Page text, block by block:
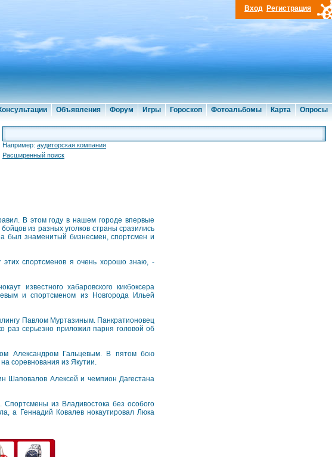
Объявления Форум Игры Гороскоп Фотоальбомы Карта Опросы
Вход Регистрация
Например: аудиторская компания
Расширенный поиск
В этом году в нашем городе впервые
из разных уголков страны сразились
был знаменитый бизнесмен, спортсмен и
спортсменов я очень хорошо знаю, -
известного хабаровского кикбоксера
и спортсменом из Новгорода Ильей
Павлом Муртазиным. Панкратионовец
раз серьезно приложил парня головой об
Александром Гальцевым. В пятом бою
соревнования из Якутии.
Шаповалов Алексей и чемпион Дагестана
из Владивостока без особого
а Геннадий Ковалев нокаутировал Люка